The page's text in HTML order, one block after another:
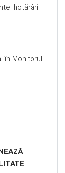
hotărâri.
în Monitorul